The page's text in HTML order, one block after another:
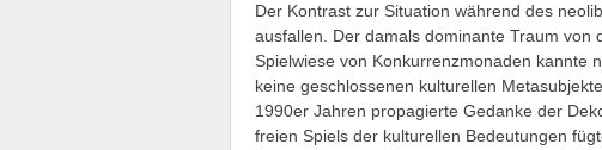
Der Kontrast zur Situation während des
ausfallen. Der damals dominante Traum von
Spielwiese von Konkurrenzmonaden kannte
keine geschlossenen kulturellen
1990er Jahren propagierte Gedanke der
freien Spiels der kulturellen Bedeutungen